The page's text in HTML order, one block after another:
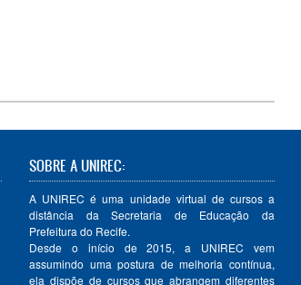
SOBRE A UNIREC:
A UNIREC é uma unidade virtual de cursos a
distância da Secretaria de Educação da
Prefeitura do Recife.
Desde o início de 2015, a UNIREC vem
assumindo uma postura de melhoria contínua,
ela dispõe de cursos que abrangem diferentes